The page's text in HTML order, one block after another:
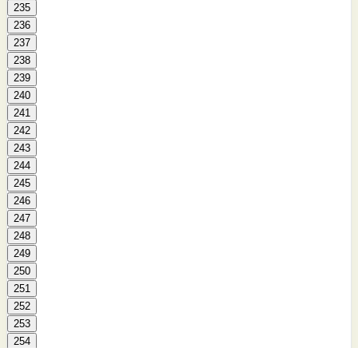
235
236
237
238
239
240
241
242
243
244
245
246
247
248
249
250
251
252
253
254